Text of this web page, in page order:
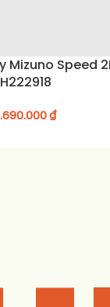
Mizuno Speed
₫